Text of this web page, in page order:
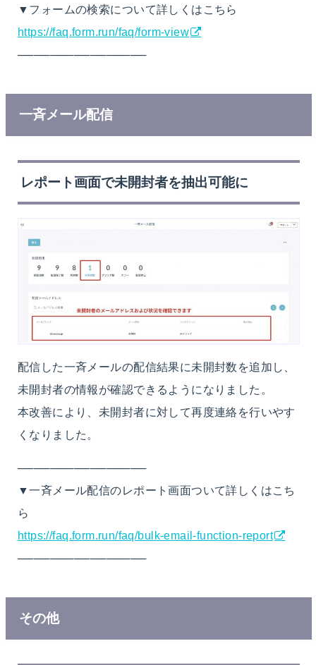
▼フォームの検索について詳しくはこちら
https://faq.form.run/faq/form-view
────────────────
一斉メール配信
レポート画面で未開封者を抽出可能に
配信した一斉メールの配信結果に未開封数を追加し、
未開封者の情報が確認できるようになりました。
本改善により、未開封者に対して再度連絡を行いやす
くなりました。
────────────────
▼一斉メール配信のレポート画面ついて詳しくはこち
ら
https://faq.form.run/faq/bulk-email-function-report
────────────────
その他